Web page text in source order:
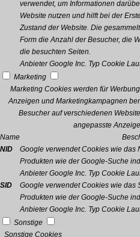
verwendet, um Informationen
Website nutzen und hilft bei der
Zustand der Website. Die
Form die Anzahl der Besucher, die
die besuchten Seiten.
Anbieter Google Inc. Typ Cookie
Marketing
Marketing Cookies werden für
Anzeigen und Marketingkampagnen
Besucher auf verschiedenen
angepasste
Name
NID
Google verwendet Cookies wie das
Produkten wie der Google-Suche
Anbieter Google Inc. Typ Cookie
SID
Google verwendet Cookies wie das
Produkten wie der Google-Suche
Anbieter Google Inc. Typ Cookie
Sonstige
Sonstige Cookies